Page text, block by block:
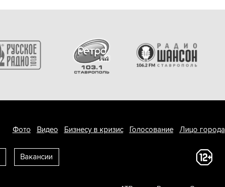
Фото Видео Бизнесу в кризис Голосование Лицо города
Вакансии